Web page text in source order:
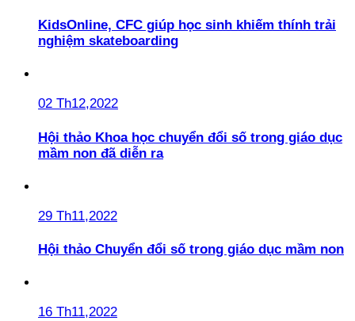
KidsOnline, CFC giúp học sinh khiếm thính trải
nghiệm skateboarding
02 Th12,2022
Hội thảo Khoa học chuyển đổi số trong giáo dục
mầm non đã diễn ra
29 Th11,2022
Hội thảo Chuyển đổi số trong giáo dục mầm non
16 Th11,2022